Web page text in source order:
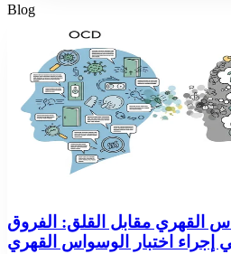
Blog
القهري مقابل القلق: الفروق
إجراء اختبار الوسواس القهري